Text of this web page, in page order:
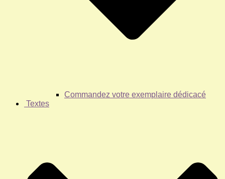
Commandez votre exemplaire dédicacé
Textes